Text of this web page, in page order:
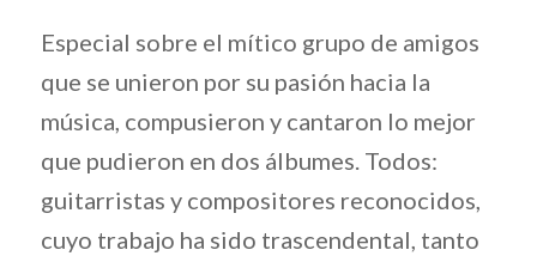
Especial sobre el mítico grupo de amigos
que se unieron por su pasión hacia la
música, compusieron y cantaron lo mejor
que pudieron en dos álbumes. Todos:
guitarristas y compositores reconocidos,
cuyo trabajo ha sido trascendental, tanto